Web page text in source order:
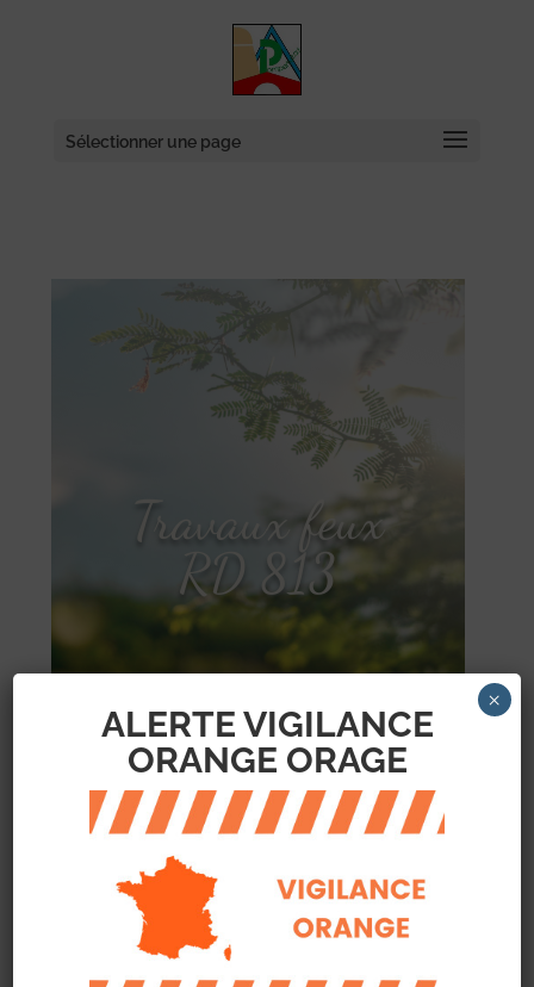
Sélectionner une page
Travaux feux
RD 813
Travaux de rénovation de la
signalisation du carrefour à feux du
17 octobre au 04 novembre 2022
ALERTE VIGILANCE
ORANGE ORAGE
×